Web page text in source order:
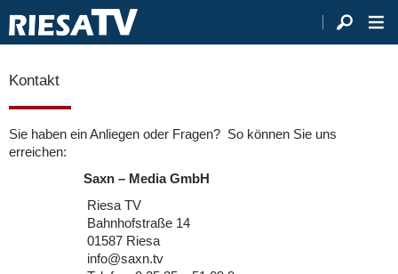
Kontakt
Sie haben ein Anliegen oder Fragen? So können Sie uns
erreichen:
Saxn – Media GmbH
Riesa TV
Bahnhofstraße 14
01587 Riesa
info@saxn.tv